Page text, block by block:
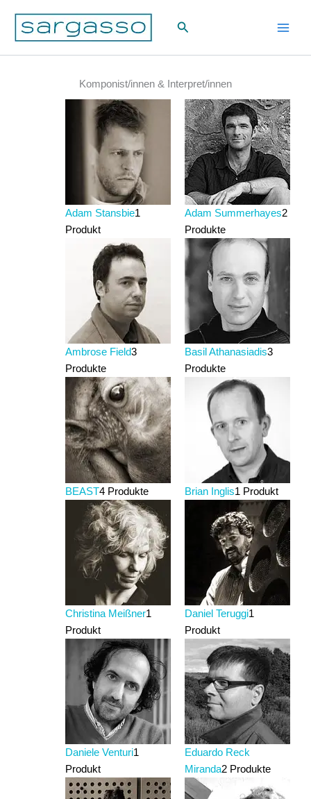
Inhalt
springen
Suchen
Komponist/innen & Interpret/innen
Adam Stansbie1
Produkt
Adam Summerhayes2
Produkte
Ambrose Field3
Produkte
Basil Athanasiadis3
Produkte
BEAST4 Produkte Brian Inglis1 Produkt
Christina Meißner1
Produkt
Daniel Teruggi1
Produkt
Daniele Venturi1
Produkt
Eduardo Reck
Miranda2 Produkte